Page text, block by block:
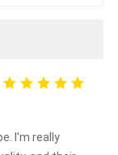
I'm really